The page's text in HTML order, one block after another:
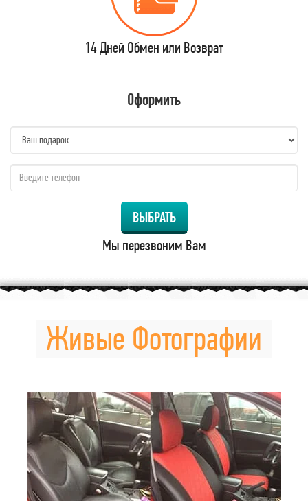
14 Дней Обмен или Возврат
Оформить
ВЫБРАТЬ
Мы перезвоним Вам
Живые Фотографии